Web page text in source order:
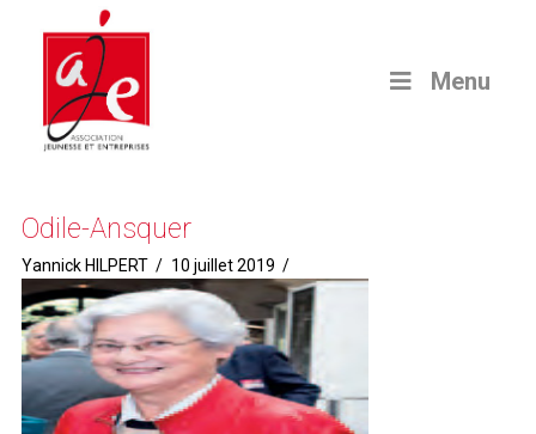
Menu
Odile-Ansquer
Yannick HILPERT 10 juillet 2019